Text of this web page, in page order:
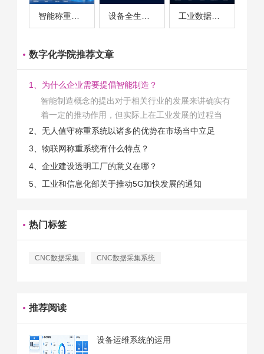
智能称重系统案例 工业数据采集与设备监控案例
数字化学院推荐文章
1、为什么企业需要提倡智能制造？
智能制造概念的提出对于相关行业的发展来讲确实有
着一定的推动作用，但实际上在工业发展的过程当
中，能够推动相关产业发展的具体结束是非常的多
的。那么为什么企业一定需要...
2、无人值守称重系统以诸多的优势在市场当中立足
3、物联网称重系统有什么特点？
4、企业建设透明工厂的意义在哪？
5、工业和信息化部关于推动5G加快发展的通知
热门标签
CNC数据采集 CNC数据采集系统
推荐阅读
设备运维系统的运用